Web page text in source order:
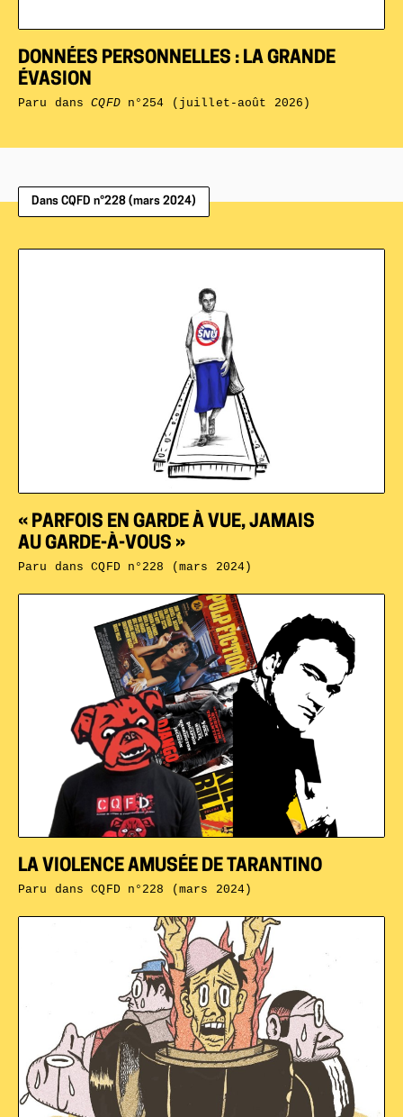
DONNÉES PERSONNELLES : LA GRANDE
ÉVASION
Paru dansCQFDn°254 (juillet-août 2026)
Dans CQFD n°228 (mars 2024)
LA VIOLENCE AMUSÉE DE TARANTINO
Paru dansCQFD n°228 (mars 2024)
« PARFOIS EN GARDE À VUE, JAMAIS
AU GARDE-À-VOUS »
Paru dansCQFD n°228 (mars 2024)